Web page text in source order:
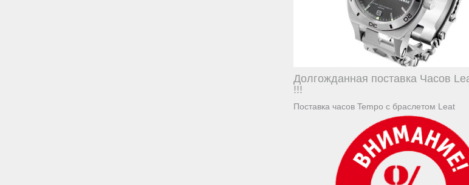
Долгожданная поставка Часов
!!!
Поставка часов Tempo с браслетом Leat